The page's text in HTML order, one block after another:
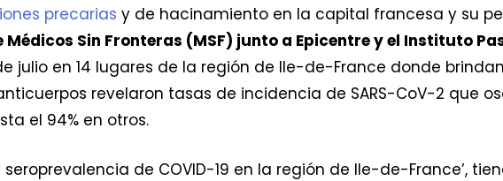
precarias y de hacinamiento en la capital francesa y su
Médicos Sin Fronteras (MSF) junto a Epicentre y el Instituto
julio en 14 lugares de la región de Ile-de-France donde
revelaron tasas de incidencia de SARS-CoV-2 que
el 94% en otros.
de COVID-19 en la región de Ile-de-France’,